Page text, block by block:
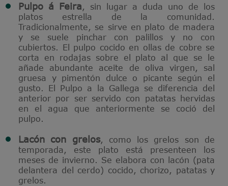
Pulpo á Feira, sin lugar a duda uno de los
platos estrella de la comunidad.
Tradicionalmente, se sirve en plato de madera
y se suele pinchar con palillos y no con
cubiertos. El pulpo cocido en ollas de cobre se
corta en rodajas sobre el plato al que se le
añade abundante aceite de oliva virgen, sal
gruesa y pimentón dulce o picante según el
gusto. El Pulpo a la Gallega se diferencia del
anterior por ser servido con patatas hervidas
en el agua que anteriormente se coció del
pulpo.
Lacón con grelos, como los grelos son de
temporada, este plato está presenteen los
meses de invierno. Se elabora con lacón (pata
delantera del cerdo) cocido, chorizo, patatas y
grelos.